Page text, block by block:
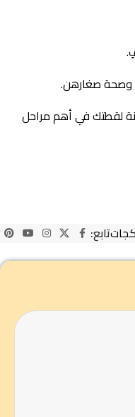
وصحة صغارهن.
لقطتك في أهم مراحل
تابع: